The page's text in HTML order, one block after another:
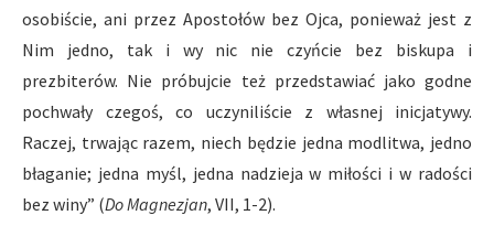
osobiście, ani przez Apostołów bez Ojca, ponieważ jest z
Nim jedno, tak i wy nic nie czyńcie bez biskupa i
prezbiterów. Nie próbujcie też przedstawiać jako godne
pochwały czegoś, co uczyniliście z własnej inicjatywy.
Raczej, trwając razem, niech będzie jedna modlitwa, jedno
błaganie; jedna myśl, jedna nadzieja w miłości i w radości
bez winy” (Do Magnezjan, VII, 1-2).